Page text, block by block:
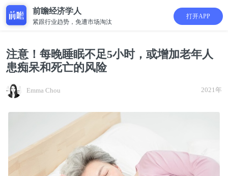
前瞻经济学人
紧跟行业趋势，免遭市场淘汰
打开APP
注意！每晚睡眠不足5小时，或增加老年人
患痴呆和死亡的风险
Emma Chou 2021年